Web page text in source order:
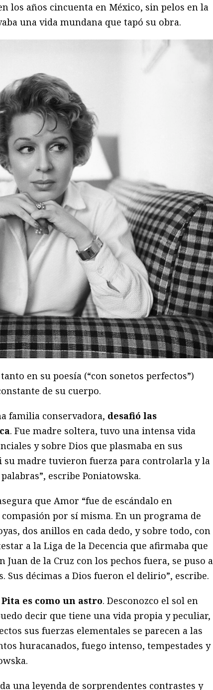
los años cincuenta en México, sin pelos en la
una vida mundana que tapó su obra.
en su poesía (“con sonetos perfectos”)
de su cuerpo.
familia conservadora, desafió las
. Fue madre soltera, tuvo una intensa vida
y sobre Dios que plasmaba en sus
su madre tuvieron fuerza para controlarla y la
escribe Poniatowska.
que Amor “fue de escándalo en
por sí misma. En un programa de
dos anillos en cada dedo, y sobre todo, con
a la Liga de la Decencia que afirmaba que
Juan de la Cruz con los pechos fuera, se puso a
Sus décimas a Dios fueron el delirio”, escribe.
es como un astro. Desconozco el sol en
decir que tiene una vida propia y peculiar,
sus fuerzas elementales se parecen a las
huracanados, fuego intenso, tempestades y
una leyenda de sorprendentes contrastes y